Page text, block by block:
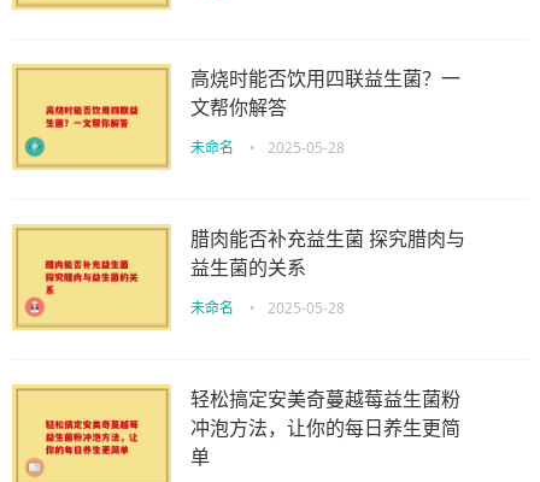
高烧时能否饮用四联益生菌？一
文帮你解答
未命名 • 2025-05-28
腊肉能否补充益生菌 探究腊肉与
益生菌的关系
未命名 • 2025-05-28
轻松搞定安美奇蔓越莓益生菌粉
冲泡方法，让你的每日养生更简
单